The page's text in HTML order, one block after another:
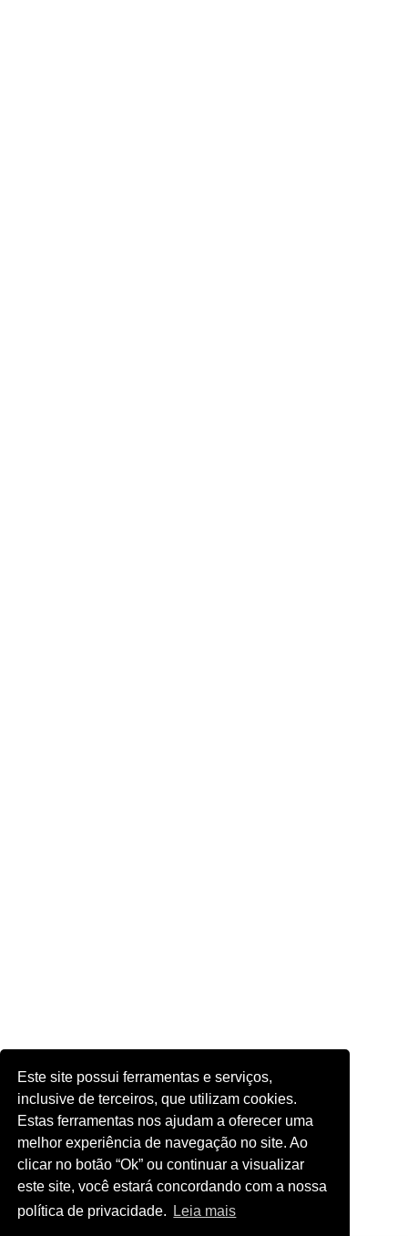
Este site possui ferramentas e serviços,
inclusive de terceiros, que utilizam cookies.
Estas ferramentas nos ajudam a oferecer uma
melhor experiência de navegação no site. Ao
clicar no botão “Ok” ou continuar a visualizar
este site, você estará concordando com a nossa
política de privacidade.
Leia mais